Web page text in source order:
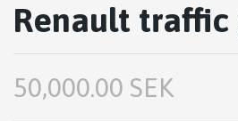
Renault traffic
50,000.00 SEK